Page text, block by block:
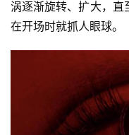
涡逐渐旋转、扩大，直
在开场时就抓人眼球。